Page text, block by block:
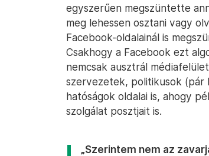
egyszerűen megszüntette
meg lehessen osztani vagy
Facebook-oldalainál is
Csakhogy a Facebook ezt
nemcsak ausztrál
szervezetek, politikusok (pár
hatóságok oldalai is, ahogy
szolgálat posztjait is.
„Szerintem nem az